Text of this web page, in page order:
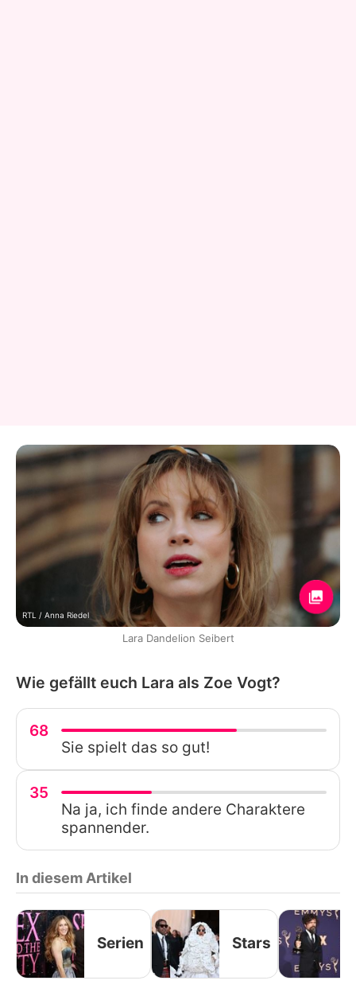
RTL / Anna Riedel
Lara Dandelion Seibert
Wie gefällt euch Lara als Zoe Vogt?
68
Sie spielt das so gut!
35
Na ja, ich finde andere Charaktere
spannender.
In diesem Artikel
Serien Stars